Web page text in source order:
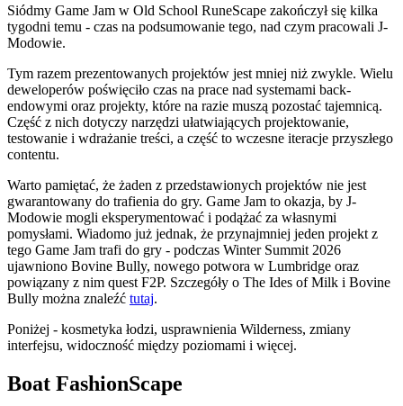
Siódmy Game Jam w Old School RuneScape zakończył się kilka
tygodni temu - czas na podsumowanie tego, nad czym pracowali J-
Modowie.
Tym razem prezentowanych projektów jest mniej niż zwykle. Wielu
deweloperów poświęciło czas na prace nad systemami back-
endowymi oraz projekty, które na razie muszą pozostać tajemnicą.
Część z nich dotyczy narzędzi ułatwiających projektowanie,
testowanie i wdrażanie treści, a część to wczesne iteracje przyszłego
contentu.
Warto pamiętać, że żaden z przedstawionych projektów nie jest
gwarantowany do trafienia do gry. Game Jam to okazja, by J-
Modowie mogli eksperymentować i podążać za własnymi
pomysłami. Wiadomo już jednak, że przynajmniej jeden projekt z
tego Game Jam trafi do gry - podczas Winter Summit 2026
ujawniono Bovine Bully, nowego potwora w Lumbridge oraz
powiązany z nim quest F2P. Szczegóły o The Ides of Milk i Bovine
Bully można znaleźć tutaj.
Poniżej - kosmetyka łodzi, usprawnienia Wilderness, zmiany
interfejsu, widoczność między poziomami i więcej.
Boat FashionScape